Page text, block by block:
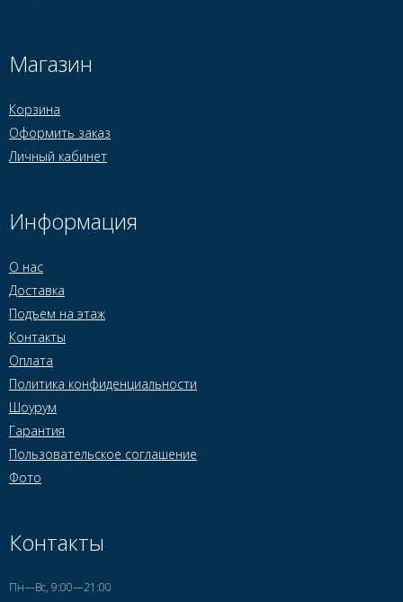
Магазин
Корзина
Оформить заказ
Личный кабинет
Информация
О нас
Доставка
Подъем на этаж
Контакты
Оплата
Политика конфиденциальности
Шоурум
Гарантия
Пользовательское соглашение
Фото
Контакты
Пн—Вс, 9:00—21:00